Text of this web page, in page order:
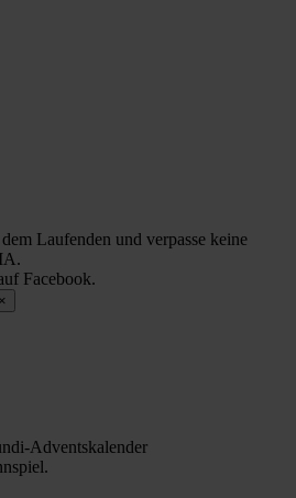
Laufenden und verpasse keine
Facebook.
×
Adventskalender